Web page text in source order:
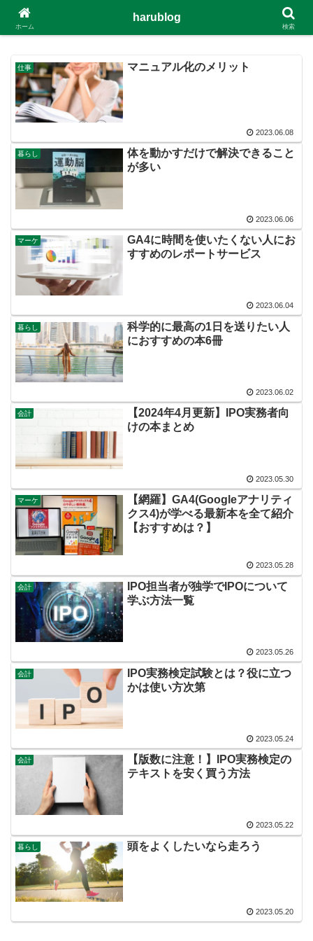
主に会計とマーケティングについて
仕事 マニュアル化のメリット
2023.06.08
暮らし
体を動かすだけで解決できること
が多い
2023.06.06
マーケ
GA4に時間を使いたくない人にお
すすめのレポートサービス
2023.06.04
暮らし
科学的に最高の1日を送りたい人
におすすめの本6冊
2023.06.02
会計
【2024年4月更新】IPO実務者向
けの本まとめ
2023.05.30
マーケ
【網羅】GA4(Googleアナリティ
クス4)が学べる最新本を全て紹介
【おすすめは？】
2023.05.28
会計
IPO担当者が独学でIPOについて
学ぶ方法一覧
2023.05.26
会計
IPO実務検定試験とは？役に立つ
かは使い方次第
2023.05.24
会計
【版数に注意！】IPO実務検定の
テキストを安く買う方法
2023.05.22
暮らし 頭をよくしたいなら走ろう
2023.05.20
ホーム
harublog
検索